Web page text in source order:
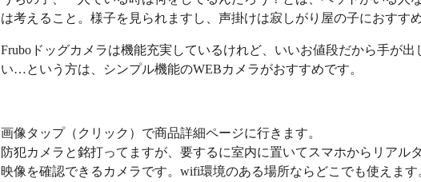
は考えること。様子を見られますし、声掛けは寂しがり屋の子におすすめ
Fruboドッグカメラは機能充実しているけれど、いいお値段だから手が出
い…という方は、シンプル機能のWEBカメラがおすすめです。
画像タップ（クリック）で商品詳細ページに行きます。
防犯カメラと銘打ってますが、要するに室内に置いてスマホからリアル
映像を確認できるカメラです。wifi環境のある場所ならどこでも使えます